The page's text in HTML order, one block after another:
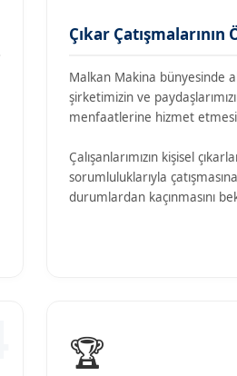
Çıkar Çatışmalarının
Malkan Makina bünyesinde
şirketimizin ve
menfaatlerine hizmet
Çalışanlarımızın kişisel
sorumluluklarıyla
durumlardan kaçınmasını
🏆